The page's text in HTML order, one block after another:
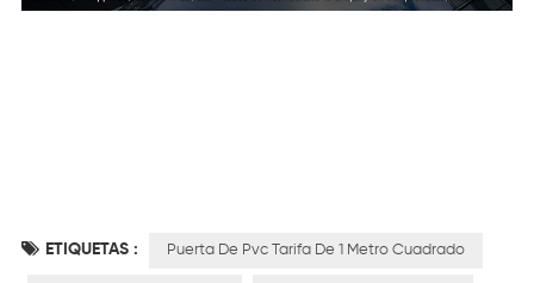
ETIQUETAS : Puerta De Pvc Tarifa De 1 Metro Cuadrado